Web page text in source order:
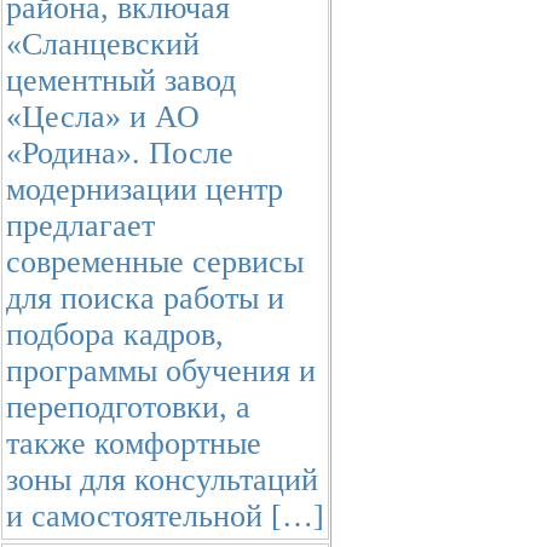
района, включая
«Сланцевский
цементный завод
«Цесла» и АО
«Родина». После
модернизации центр
предлагает
современные сервисы
для поиска работы и
подбора кадров,
программы обучения и
переподготовки, а
также комфортные
зоны для консультаций
и самостоятельной […]